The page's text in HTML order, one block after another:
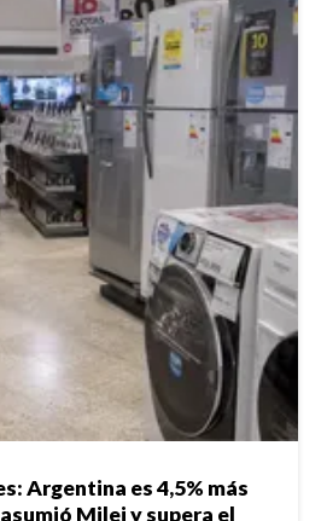
Argentina es 4,5% más
Milei y supera el